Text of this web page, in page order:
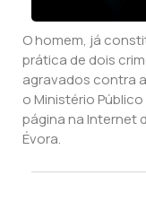
O homem, já
prática de dois
agravados contra
o Ministério
página na Internet
Évora.